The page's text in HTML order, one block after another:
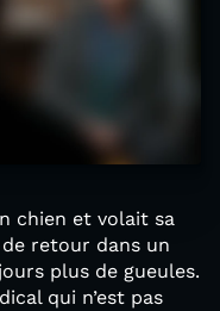
chien et volait sa
retour dans un
plus de gueules.
qui n’est pas